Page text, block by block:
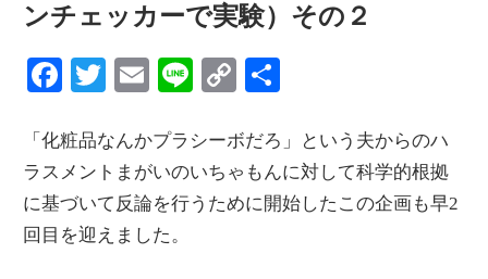
へ
信
ンチェッカーで実験）その２
Facebook
Twitter
EmailLineCopy
「化粧品なんかプラシーボだろ」という夫からのハ
ラスメントまがいのいちゃもんに対して科学的根拠
に基づいて反論を行うために開始したこの企画も早2
回目を迎えました。